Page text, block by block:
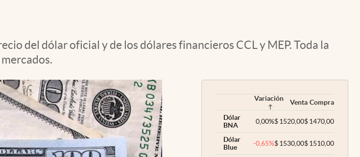
del dólar oficial y de los dólares financieros CCL y MEP. Toda la
Variación Venta Compra
Dólar
BNA
0,00%$1520,00$1470,00
Dólar
Blue
-0,65%$1530,00$1510,00